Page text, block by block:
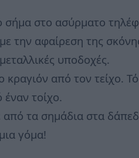
σήμα στο ασύρματο
την αφαίρεση της
υποδοχές.
κραγιόν από τον τείχο.
τοίχο.
από τα σημάδια στα
γόμα!